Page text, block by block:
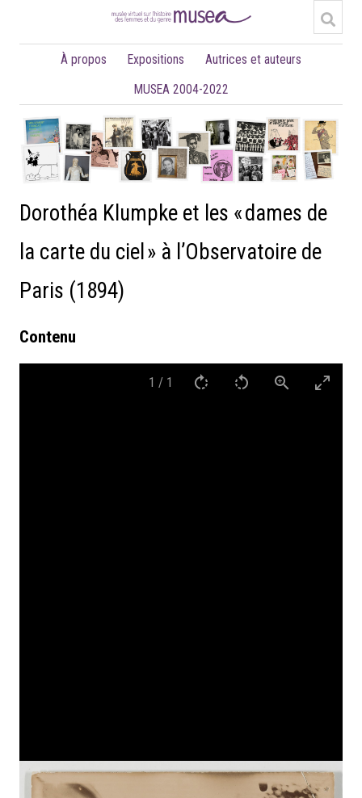
À propos Expositions
Autrices et auteurs
MUSEA 2004-2022
Dorothéa Klumpke et les « dames de
la carte du ciel » à l’Observatoire de
Paris (1894)
Contenu
1 / 1